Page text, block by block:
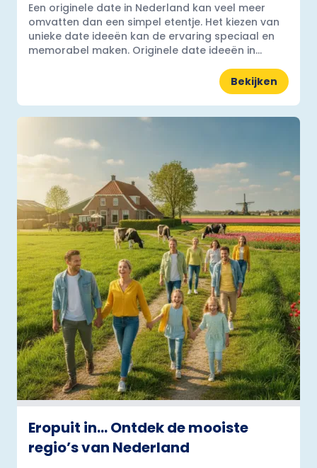
Een originele date in Nederland kan veel meer
omvatten dan een simpel etentje. Het kiezen van
unieke date ideeën kan de ervaring speciaal en
memorabel maken. Originele date ideeën in...
Bekijken
Eropuit in… Ontdek de mooiste
regio’s van Nederland